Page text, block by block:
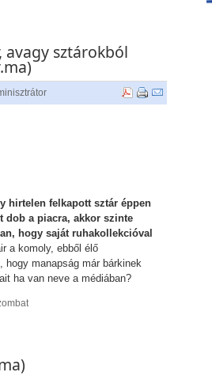
avagy sztárokból
hirtelen felkapott sztár éppen
dob a piacra, akkor szinte
hogy saját ruhakollekcióval
a komoly, ebből élő
hogy manapság már bárkinek
ha van neve a médiában?